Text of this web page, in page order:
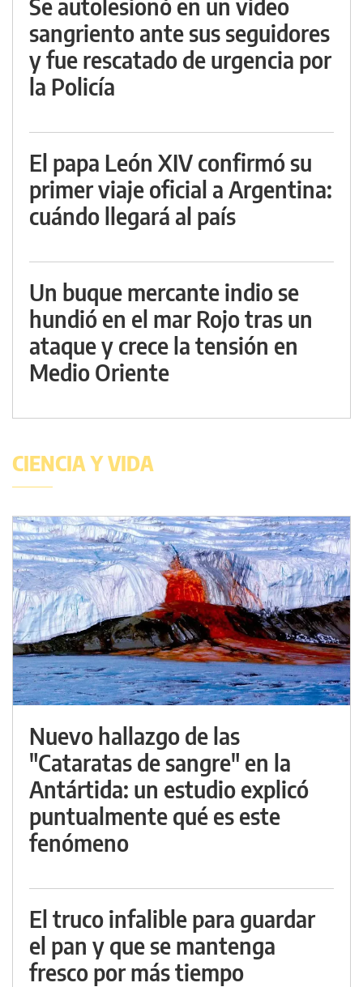
Se autolesionó en un video
sangriento ante sus seguidores
y fue rescatado de urgencia por
la Policía
El papa León XIV confirmó su
primer viaje oficial a Argentina:
cuándo llegará al país
Un buque mercante indio se
hundió en el mar Rojo tras un
ataque y crece la tensión en
Medio Oriente
CIENCIA Y VIDA
Nuevo hallazgo de las
"Cataratas de sangre" en la
Antártida: un estudio explicó
puntualmente qué es este
fenómeno
El truco infalible para guardar
el pan y que se mantenga
fresco por más tiempo